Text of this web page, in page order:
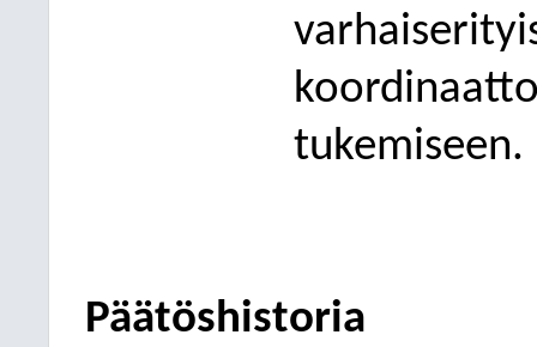
tukemiseen.
Päätöshistoria